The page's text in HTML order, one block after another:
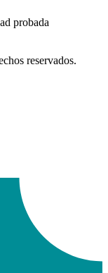
reservados.